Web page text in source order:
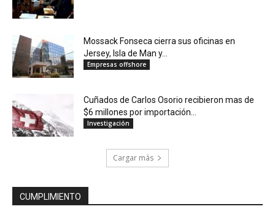
Mossack Fonseca cierra sus oficinas en
Jersey, Isla de Man y...
Empresas offshore
Cuñados de Carlos Osorio recibieron mas de
$6 millones por importación...
Investigación
Cargar más
CUMPLIMIENTO